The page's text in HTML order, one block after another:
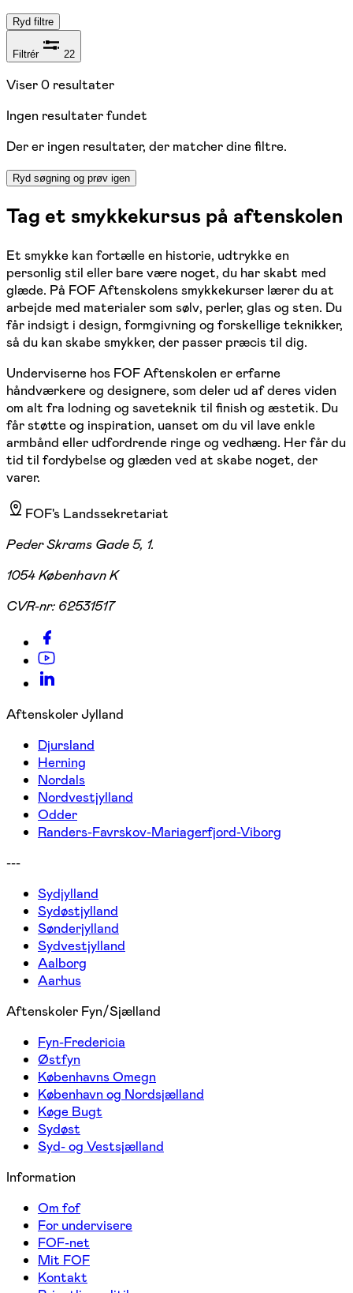
Ryd filtre
Filtrér 22
Viser0 resultater
Ingen resultater fundet
Der er ingen resultater, der matcher dine filtre.
Ryd søgning og prøv igen
Tag et smykkekursus på aftenskolen
Et smykke kan fortælle en historie, udtrykke en
personlig stil eller bare være noget, du har skabt med
glæde. På FOF Aftenskolens smykkekurser lærer du at
arbejde med materialer som sølv, perler, glas og sten. Du
får indsigt i design, formgivning og forskellige teknikker,
så du kan skabe smykker, der passer præcis til dig.
Underviserne hos FOF Aftenskolen er erfarne
håndværkere og designere, som deler ud af deres viden
om alt fra lodning og saveteknik til finish og æstetik. Du
får støtte og inspiration, uanset om du vil lave enkle
armbånd eller udfordrende ringe og vedhæng. Her får du
tid til fordybelse og glæden ved at skabe noget, der
varer.
FOF's Landssekretariat
Peder Skrams Gade 5, 1.
1054 København K
CVR-nr: 62531517
Aftenskoler Jylland
Djursland
Herning
Nordals
Nordvestjylland
Odder
Randers-Favrskov-Mariagerfjord-Viborg
---
Sydjylland
Sydøstjylland
Sønderjylland
Sydvestjylland
Aalborg
Aarhus
Aftenskoler Fyn/Sjælland
Fyn-Fredericia
Østfyn
Københavns Omegn
København og Nordsjælland
Køge Bugt
Sydøst
Syd- og Vestsjælland
Information
Om fof
For undervisere
FOF-net
Mit FOF
Kontakt